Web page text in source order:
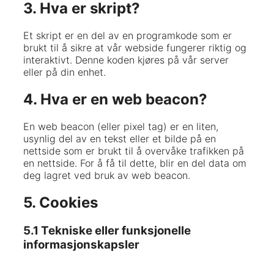
3. Hva er skript?
Et skript er en del av en programkode som er
brukt til å sikre at vår webside fungerer riktig og
interaktivt. Denne koden kjøres på vår server
eller på din enhet.
4. Hva er en web beacon?
En web beacon (eller pixel tag) er en liten,
usynlig del av en tekst eller et bilde på en
nettside som er brukt til å overvåke trafikken på
en nettside. For å få til dette, blir en del data om
deg lagret ved bruk av web beacon.
5. Cookies
5.1 Tekniske eller funksjonelle
informasjonskapsler